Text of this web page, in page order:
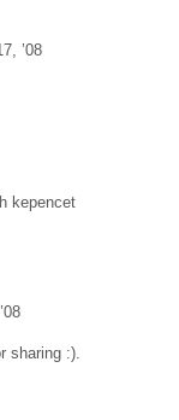
’08
kepencet
sharing :).